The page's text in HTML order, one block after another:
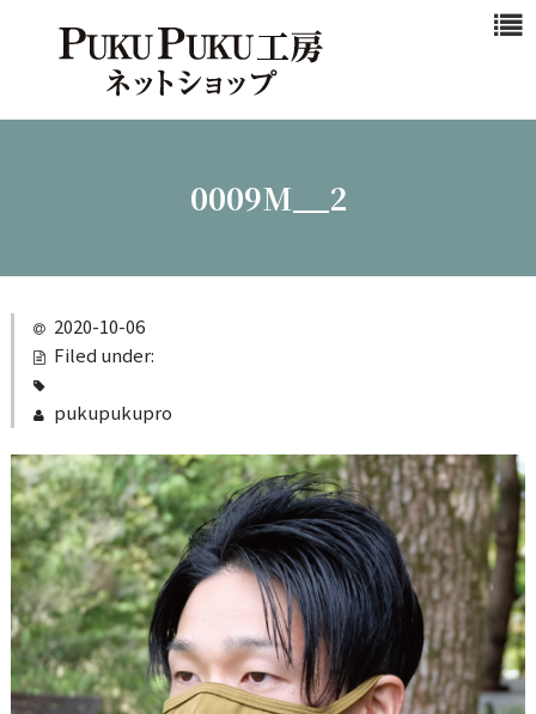
浜松マスクと
商品一覧
カジュアル
ご注文ガイド
カート
仕入れ・
OEM
制作・販売会
社
0009M__2
2020-10-06
Filed under:
pukupukupro